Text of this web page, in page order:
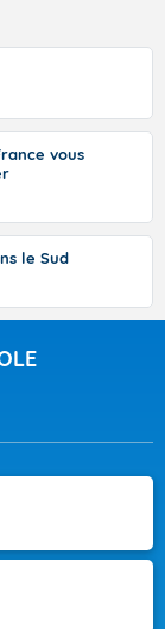
vous
le Sud